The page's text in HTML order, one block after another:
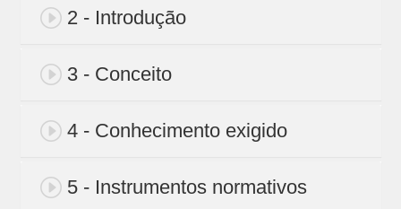
2 - Introdução
3 - Conceito
4 - Conhecimento exigido
5 - Instrumentos normativos